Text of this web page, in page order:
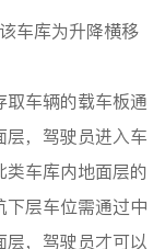
车库为升降横移
取车辆的载车板通
层，驾驶员进入车
类车库内地面层的
下层车位需通过中
层，驾驶员才可以